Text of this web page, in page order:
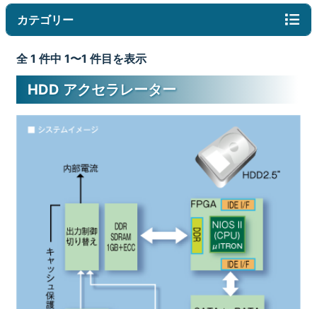
カテゴリー
全 1 件中 1〜1 件目を表示
HDD アクセラレーター